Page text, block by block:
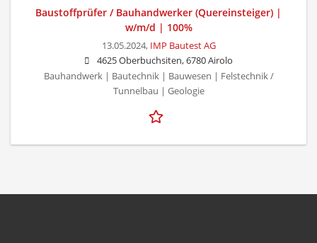
Baustoffprüfer / Bauhandwerker (Quereinsteiger) |
w/m/d | 100%
13.05.2024, IMP Bautest AG
4625 Oberbuchsiten, 6780 Airolo
Bauhandwerk | Bautechnik | Bauwesen | Felstechnik /
Tunnelbau | Geologie